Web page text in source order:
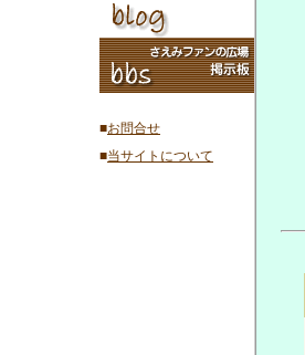
■お問合せ
■当サイトについて